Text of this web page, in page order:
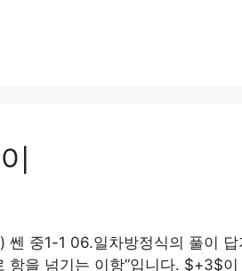
중1-1 06.일차방정식의 풀이
항을 넘기는 이항”입니다. $+3$